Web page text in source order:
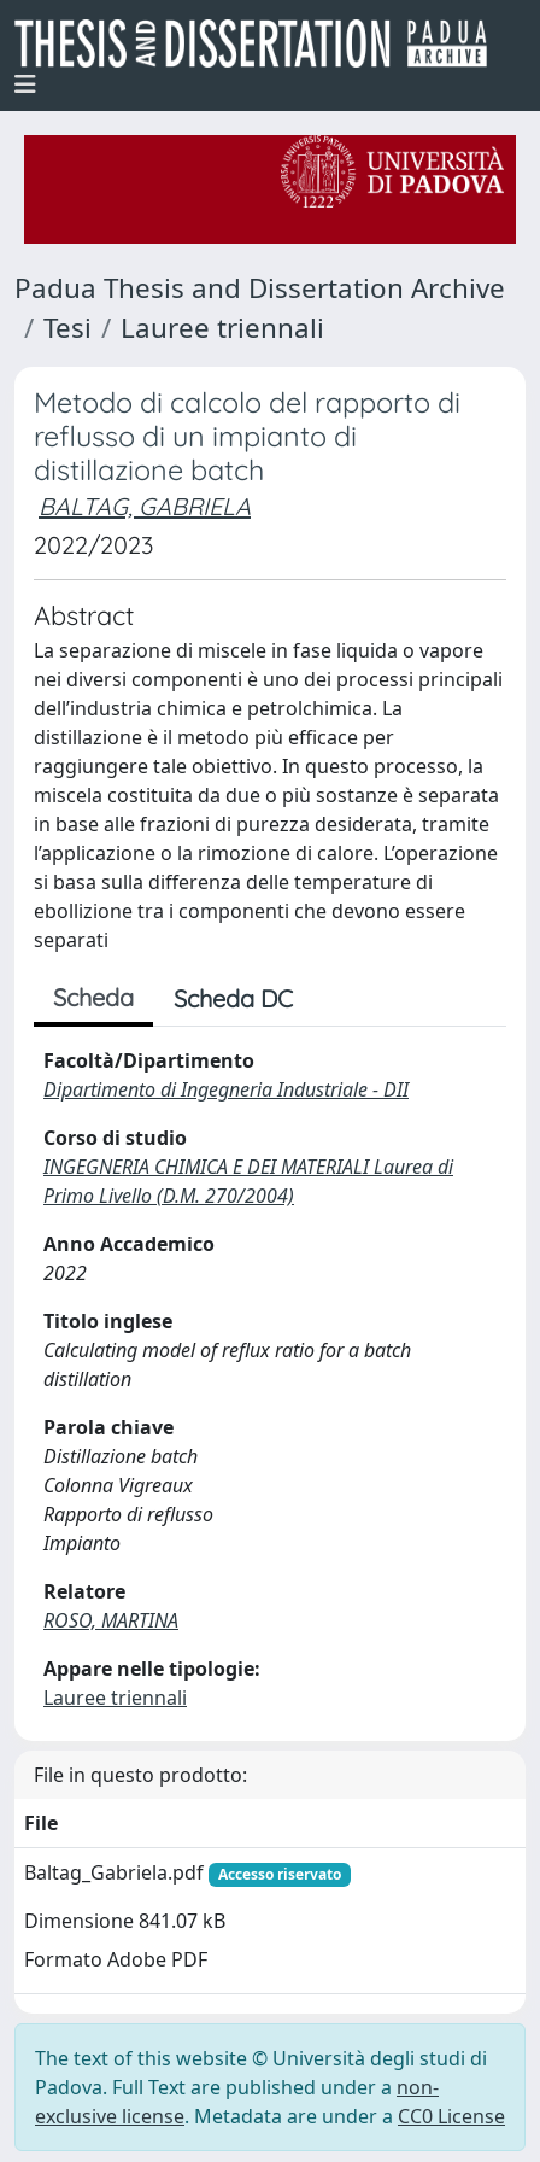
Padua Thesis and Dissertation Archive
Tesi
Lauree triennali
Metodo di calcolo del rapporto di
reflusso di un impianto di
distillazione batch
BALTAG, GABRIELA
2022/2023
Abstract
La separazione di miscele in fase liquida o vapore
nei diversi componenti è uno dei processi principali
dell’industria chimica e petrolchimica. La
distillazione è il metodo più efficace per
raggiungere tale obiettivo. In questo processo, la
miscela costituita da due o più sostanze è separata
in base alle frazioni di purezza desiderata, tramite
l’applicazione o la rimozione di calore. L’operazione
si basa sulla differenza delle temperature di
ebollizione tra i componenti che devono essere
separati
Scheda Scheda DC
Facoltà/Dipartimento
Dipartimento di Ingegneria Industriale - DII
Corso di studio
INGEGNERIA CHIMICA E DEI MATERIALI Laurea di
Primo Livello (D.M. 270/2004)
Anno Accademico
2022
Titolo inglese
Calculating model of reflux ratio for a batch
distillation
Parola chiave
Distillazione batch
Colonna Vigreaux
Rapporto di reflusso
Impianto
Relatore
ROSO, MARTINA
Appare nelle tipologie:
Lauree triennali
File in questo prodotto:
File
Baltag_Gabriela.pdf
Accesso riservato
Dimensione 841.07 kB
Formato Adobe PDF
The text of this website © Università degli studi di
Padova. Full Text are published under a non-
exclusive license. Metadata are under a CC0 License